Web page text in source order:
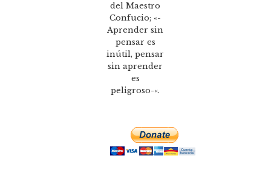
del Maestro
Confucio; «-
Aprender sin
pensar es
inútil, pensar
sin aprender
es
peligroso-«.